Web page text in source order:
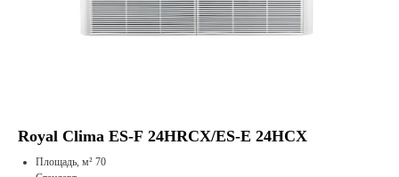
Royal Clima ES-F 24HRCX/ES-E 24HCX
Площадь, м² 70